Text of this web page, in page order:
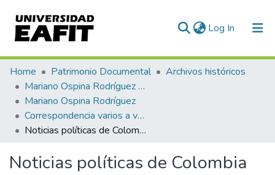
Log In (current)
Communities & Collections
All of DSpace
Statistics
Home Patrimonio Documental
Archivos históricos
Mariano Ospina Rodríguez (1826 -1912)
Mariano Ospina Rodríguez
Correspondencia varios a varios
Noticias políticas de Colombia
Noticias políticas de Colombia